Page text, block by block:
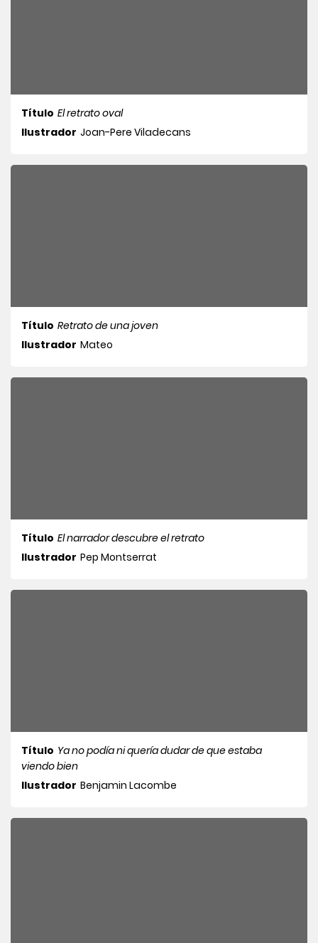
Título El retrato oval
Ilustrador Joan-Pere Viladecans
Título Retrato de una joven
Ilustrador Mateo
Título El narrador descubre el retrato
Ilustrador Pep Montserrat
Título Ya no podía ni quería dudar de que estaba
viendo bien
Ilustrador Benjamin Lacombe